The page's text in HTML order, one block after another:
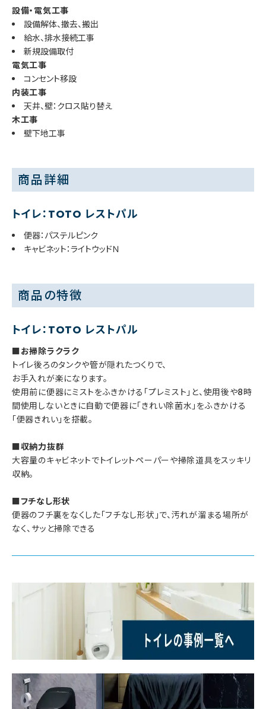
設備・電気工事
設備解体、撤去、搬出
給水、排水接続工事
新規設備取付
電気工事
コンセント移設
内装工事
天井、壁：クロス貼り替え
木工事
壁下地工事
商品詳細
トイレ：TOTO レストパル
便器：パステルピンク
キャビネット：ライトウッドＮ
商品の特徴
トイレ：TOTO レストパル
■お掃除ラクラク
トイレ後ろのタンクや管が隠れたつくりで、
お手入れが楽になります。
使用前に便器にミストをふきかける「プレミスト」と、使用後や8時
間使用しないときに自動で便器に「きれい除菌水」をふきかける
「便器きれい」を搭載。
■収納力抜群
大容量のキャビネットでトイレットペーパーや掃除道具をスッキリ
収納。
■フチなし形状
便器のフチ裏をなくした「フチなし形状」で、汚れが溜まる場所が
なく、サッと掃除できる